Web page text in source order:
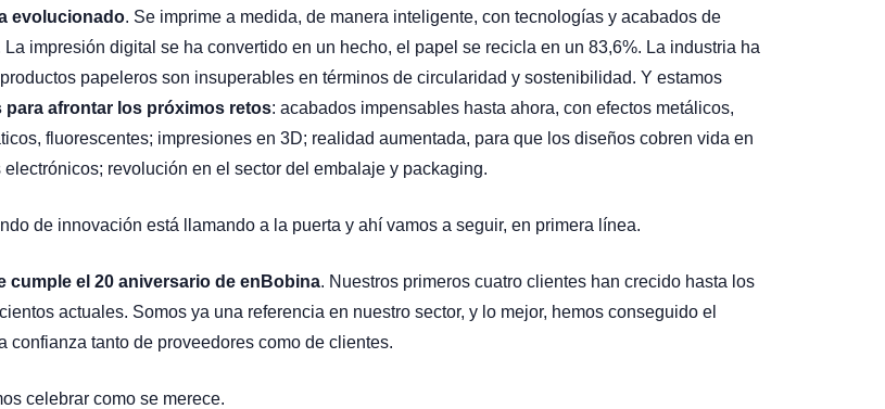
evolucionado. Se imprime a medida, de manera inteligente, con tecnologías y acabados de
La impresión digital se ha convertido en un hecho, el papel se recicla en un 83,6%. La industria ha
papeleros son insuperables en términos de circularidad y sostenibilidad. Y estamos
para afrontar los próximos retos: acabados impensables hasta ahora, con efectos metálicos,
fluorescentes; impresiones en 3D; realidad aumentada, para que los diseños cobren vida en
revolución en el sector del embalaje y packaging.
de innovación está llamando a la puerta y ahí vamos a seguir, en primera línea.
cumple el 20 aniversario de enBobina. Nuestros primeros cuatro clientes han crecido hasta los
actuales. Somos ya una referencia en nuestro sector, y lo mejor, hemos conseguido el
confianza tanto de proveedores como de clientes.
celebrar como se merece.